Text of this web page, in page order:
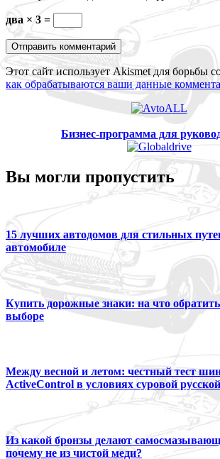
два × 3 =
Этот сайт использует Akismet для борьбы
как обрабатываются ваши данные
Бизнес-программа для
Вы могли пропустить
15 лучших автодомов для стильных
автомобиле
Купить дорожные знаки: на что
выборе
Между весной и летом: честный тест
ActiveControl в условиях суровой
Из какой бронзы делают
почему не из чистой меди?